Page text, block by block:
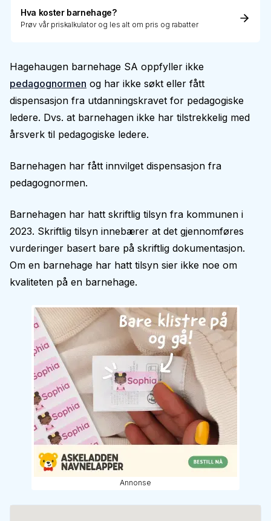
Hva koster barnehage?
Prøv vår priskalkulator og les alt om pris og rabatter
Hagehaugen barnehage SA oppfyller ikke
pedagognormen og har ikke søkt eller fått
dispensasjon fra utdanningskravet for pedagogiske
ledere. Dvs. at barnehagen ikke har tilstrekkelig med
årsverk til pedagogiske ledere.
Barnehagen har fått innvilget dispensasjon fra
pedagognormen.
Barnehagen har hatt skriftlig tilsyn fra kommunen i
2023. Skriftlig tilsyn innebærer at det gjennomføres
vurderinger basert bare på skriftlig dokumentasjon.
Om en barnehage har hatt tilsyn sier ikke noe om
kvaliteten på en barnehage.
Annonse